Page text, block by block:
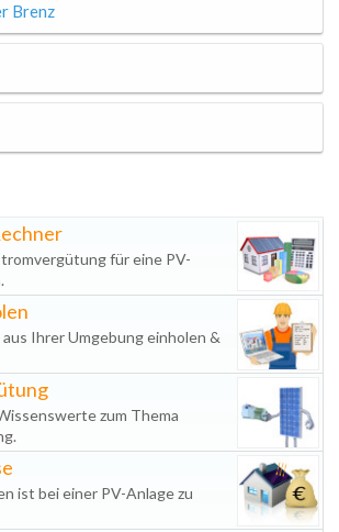
Brenz
für eine PV-
Ihrer Umgebung einholen &
zum Thema
ist bei einer PV-Anlage zu